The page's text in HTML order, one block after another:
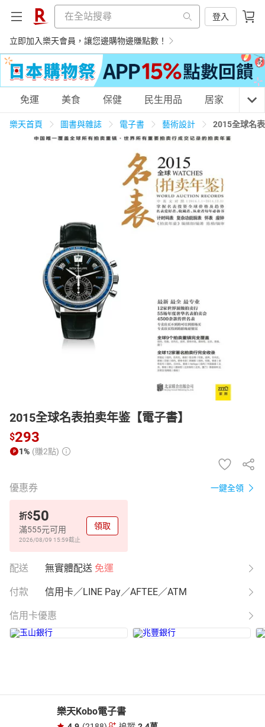
登入
立即加入樂天會員，讓您邊購物邊賺點數！
購物網分類
養生保健
運動休閒 親子玩具
男裝
日本購物 電子/紙本書
HOT
免運 美食 保健 民生用品 居家 3C
樂天首頁 圖書與雜誌 電子書 藝術設計 2015全球名
2015全球名表拍卖年鉴【電子書】
$293
1% (賺2點)
優惠券 一鍵全領
折$50
滿555元可用
2026/08/09 15:59截止
領取
配送 無實體配送 免運
付款 信用卡／LINE Pay／AFTEE／ATM
信用卡優惠
樂天Kobo電子書